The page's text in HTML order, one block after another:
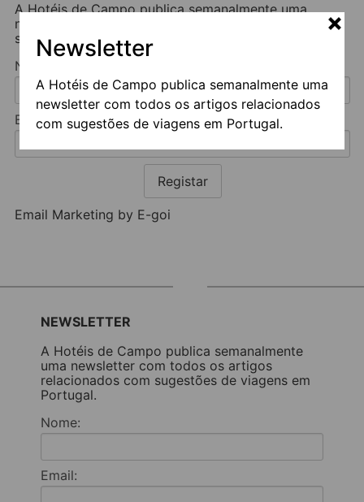
Newsletter
A Hotéis de Campo publica semanalmente uma
newsletter com todos os artigos relacionados
com sugestões de viagens em Portugal.
A Hotéis de Campo publica semanalmente uma
newsletter com todos os artigos relacionados com
sugestões de viagens em Portugal.
Nome:
Email:
Registar
Email Marketing by E-goi
NEWSLETTER
A Hotéis de Campo publica semanalmente
uma newsletter com todos os artigos
relacionados com sugestões de viagens em
Portugal.
Nome:
Email: